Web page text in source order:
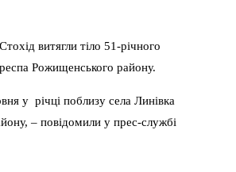
витягли тіло 51-річного
Рожищенського району.
у річці поблизу села Линівка
– повідомили у прес-службі